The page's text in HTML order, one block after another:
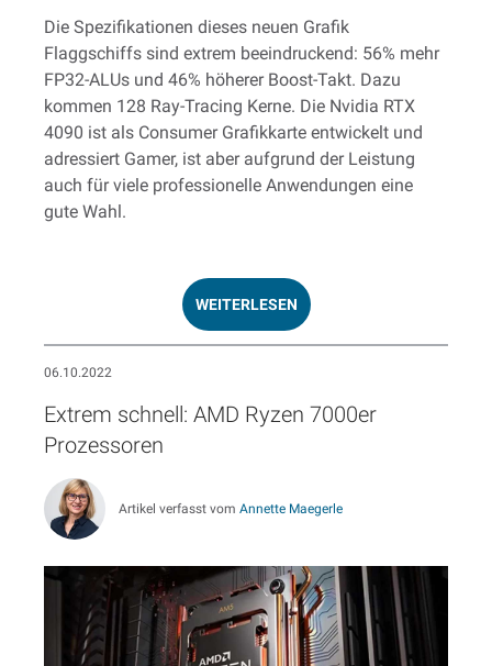
Die Spezifikationen dieses neuen Grafik
Flaggschiffs sind extrem beeindruckend: 56% mehr
FP32-ALUs und 46% höherer Boost-Takt. Dazu
kommen 128 Ray-Tracing Kerne. Die Nvidia RTX
4090 ist als Consumer Grafikkarte entwickelt und
adressiert Gamer, ist aber aufgrund der Leistung
auch für viele professionelle Anwendungen eine
gute Wahl.
WEITERLESEN
06.10.2022
Extrem schnell: AMD Ryzen 7000er
Prozessoren
Artikel verfasst vom Annette Maegerle